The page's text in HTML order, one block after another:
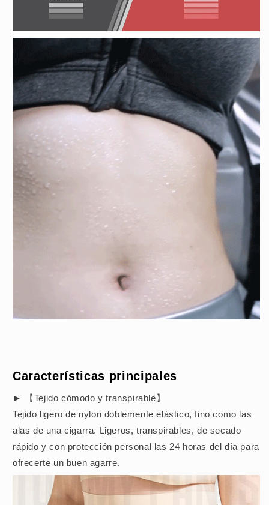
Características principales
► 【Tejido cómodo y transpirable】
Tejido ligero de nylon doblemente elástico, fino como las
alas de una cigarra. Ligeros, transpirables, de secado
rápido y con protección personal las 24 horas del día para
ofrecerte un buen agarre.